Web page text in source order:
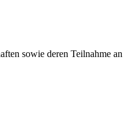
sowie deren Teilnahme an